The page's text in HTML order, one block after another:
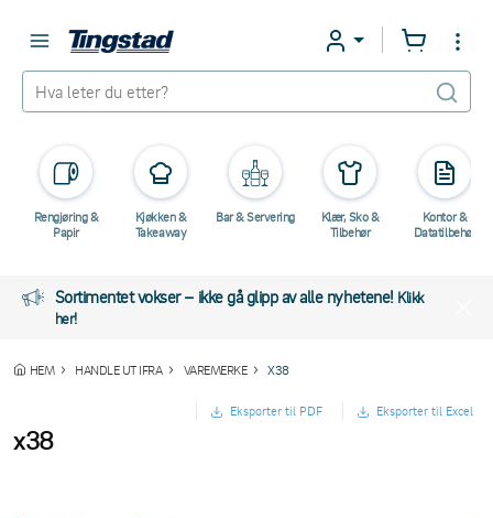
Rengjøring &
Papir
Kjøkken &
Takeaway
Bar & Servering
Klær, Sko &
Tilbehør
Kontor &
Datatilbehør
Sortimentet vokser – ikke gå glipp av alle nyhetene! Klikk
her!
HEM HANDLE UT IFRA VAREMERKE X38
Eksporter til PDF Eksporter til Excel
x38